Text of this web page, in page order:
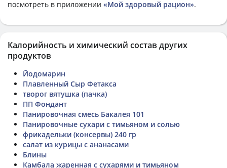
посмотреть в приложении «Мой здоровый рацион».
Калорийность и химический состав других
продуктов
Йодомарин
Плавленный Сыр Фетакса
творог вятушка (пачка)
ПП Фондант
Панировочная смесь Бакалея 101
Панировочные сухари с тимьяном и солью
фрикадельки (консервы) 240 гр
салат из курицы с ананасами
Блины
Камбала жаренная с сухарями и тимьяном